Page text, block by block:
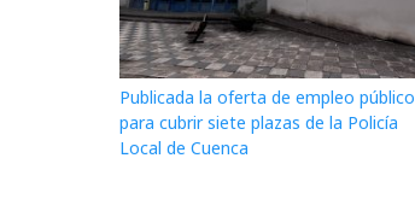
Publicada la oferta de empleo público
para cubrir siete plazas de la Policía
Local de Cuenca